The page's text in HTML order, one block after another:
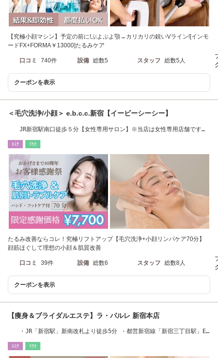
【究極小顔マシン】予定の前に!ぷよぷよ顎→カリカリの鋭いVライン![インモ
ードFX+FORMA￥13000]たるみケア
口コミ 740件 設備 総数5 スタッフ 総数5人
クーポンを表示
＜毛穴洗浄/小顔＞ e.b.c.c.新宿【イービーシーシー】
JR新宿駅南口徒歩５分【女性専用サロン】※当店は女性専用店舗です。
ｴｽﾃ ﾘﾗｸ
たるみ改善ならコレ！究極リフトアップ【毛穴洗浄+小顔リンパケア70分】
顔筋ほぐして理想の小顔＆肌質改善
口コミ 39件 設備 総数6 スタッフ 総数8人
クーポンを表示
【痩身＆ブライダルエステ】ラ・パルレ 新宿本店
・JR「新宿駅」新南改札より徒歩5分 ・都営新宿線「新宿三丁目駅」E5
ｴｽﾃ ﾘﾗｸ